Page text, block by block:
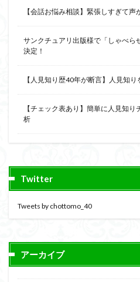
【会話お悩み相談】緊張しすぎて
サンクチュアリ出版様で「しゃべら
決定！
【人見知り歴40年が断言】人見知
【チェック表あり】簡単に人見知
析
Twitter
Tweets by chottomo_40
アーカイブ